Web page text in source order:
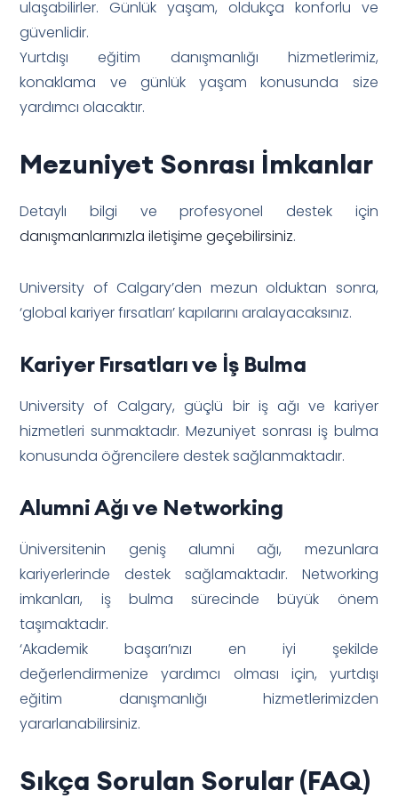
ulaşabilirler. Günlük yaşam, oldukça konforlu ve
güvenlidir.
Yurtdışı eğitim danışmanlığı hizmetlerimiz,
konaklama ve günlük yaşam konusunda size
yardımcı olacaktır.
Mezuniyet Sonrası İmkanlar
Detaylı bilgi ve profesyonel destek için
danışmanlarımızla iletişime geçebilirsiniz.
University of Calgary’den mezun olduktan sonra,
‘global kariyer fırsatları’ kapılarını aralayacaksınız.
Kariyer Fırsatları ve İş Bulma
University of Calgary, güçlü bir iş ağı ve kariyer
hizmetleri sunmaktadır. Mezuniyet sonrası iş bulma
konusunda öğrencilere destek sağlanmaktadır.
Alumni Ağı ve Networking
Üniversitenin geniş alumni ağı, mezunlara
kariyerlerinde destek sağlamaktadır. Networking
imkanları, iş bulma sürecinde büyük önem
taşımaktadır.
‘Akademik başarı’nızı en iyi şekilde
değerlendirmenize yardımcı olması için, yurtdışı
eğitim danışmanlığı hizmetlerimizden
yararlanabilirsiniz.
Sıkça Sorulan Sorular (FAQ)